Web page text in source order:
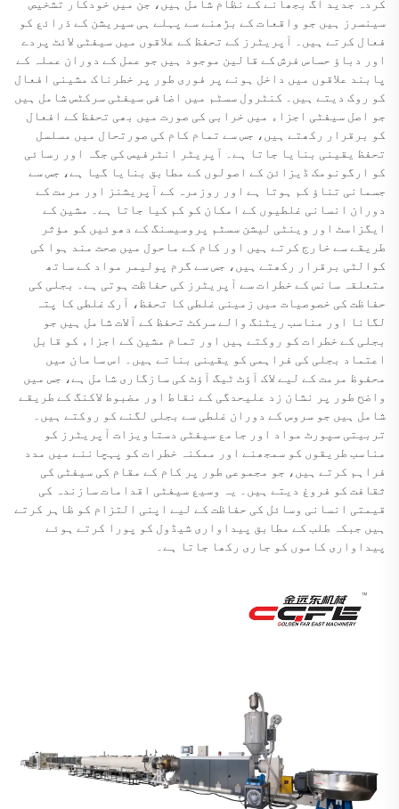
کردہ جدید آگ بجھانے کے نظام شامل ہیں، جن میں خودکار تشخیص
سینسرز ہیں جو واقعات کے بڑھنے سے پہلے ہی سپریشن کے ذرائع کو
فعال کرتے ہیں۔ آپریٹرز کے تحفظ کے علاقوں میں سیفٹی لائٹ پردے
اور دباؤ حساس فرش کے قالین موجود ہیں جو عمل کے دوران عملہ کے
پابند علاقوں میں داخل ہونے پر فوری طور پر خطرناک مشینی افعال
کو روک دیتے ہیں۔ کنٹرول سسٹم میں اضافی سیفٹی سرکٹس شامل ہیں
جو اصل سیفٹی اجزاء میں خرابی کی صورت میں بھی تحفظ کے افعال
کو برقرار رکھتے ہیں، جس سے تمام کام کی صورتحال میں مسلسل
تحفظ یقینی بنایا جاتا ہے۔ آپریٹر انٹرفیس کی جگہ اور رسائی
کو ارگونومک ڈیزائن کے اصولوں کے مطابق بنایا گیا ہے، جس سے
جسمانی تناؤ کم ہوتا ہے اور روزمرہ کے آپریشنز اور مرمت کے
دوران انسانی غلطیوں کے امکان کو کم کیا جاتا ہے۔ مشین کے
ایگزاسٹ اور وینٹی لیشن سسٹم پروسیسنگ کے دھوئیں کو مؤثر
طریقے سے خارج کرتے ہیں اور کام کے ماحول میں صحت مند ہوا کی
کوالٹی برقرار رکھتے ہیں، جس سے گرم پولیمر مواد کے ساتھ
متعلقہ سانس کے خطرات سے آپریٹرز کی حفاظت ہوتی ہے۔ بجلی کی
حفاظت کی خصوصیات میں زمینی غلطی کا تحفظ، آرک غلطی کا پتہ
لگانا اور مناسب ریٹنگ والے سرکٹ تحفظ کے آلات شامل ہیں جو
بجلی کے خطرات کو روکتے ہیں اور تمام مشین کے اجزاء کو قابل
اعتماد بجلی کی فراہمی کو یقینی بناتے ہیں۔ اس سامان میں
محفوظ مرمت کے لیے لاک آؤٹ ٹیگ آؤٹ کی سازگاری شامل ہے، جس میں
واضح طور پر نشان زد علیحدگی کے نقاط اور مضبوط لاکنگ کے طریقے
شامل ہیں جو سروس کے دوران غلطی سے بجلی لگنے کو روکتے ہیں۔
تربیتی سپورٹ مواد اور جامع سیفٹی دستاویزات آپریٹرز کو
مناسب طریقوں کو سمجھنے اور ممکنہ خطرات کو پہچاننے میں مدد
فراہم کرتے ہیں، جو مجموعی طور پر کام کے مقام کی سیفٹی کی
ثقافت کو فروغ دیتے ہیں۔ یہ وسیع سیفٹی اقدامات سازندہ کی
قیمتی انسانی وسائل کی حفاظت کے لیے اپنی التزام کو ظاہر کرتے
ہیں جبکہ طلب کے مطابق پیداواری شیڈول کو پورا کرتے ہوئے
پیداواری کاموں کو جاری رکھا جاتا ہے۔